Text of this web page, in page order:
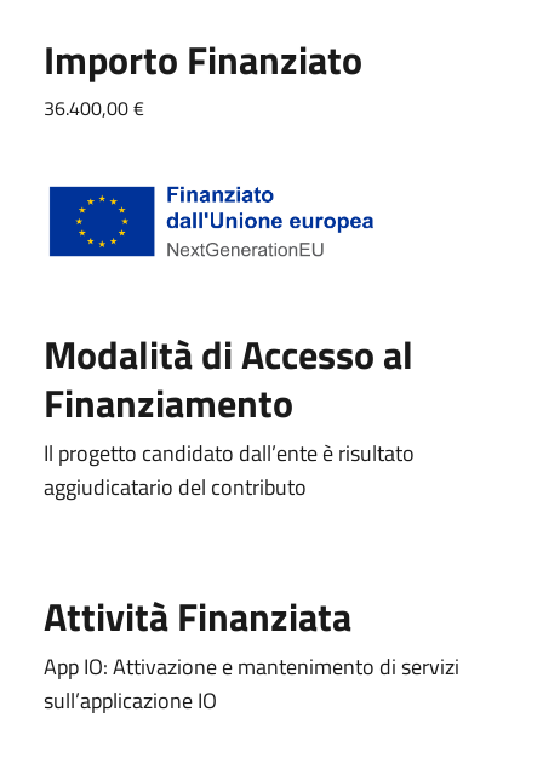
Importo Finanziato
36.400,00 €
Modalità di Accesso al
Finanziamento
Il progetto candidato dall’ente è risultato
aggiudicatario del contributo
Attività Finanziata
App IO: Attivazione e mantenimento di servizi
sull’applicazione IO